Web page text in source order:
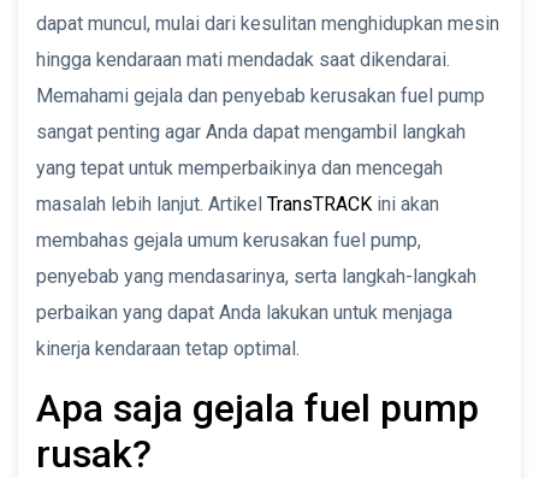
dapat muncul, mulai dari kesulitan menghidupkan mesin
hingga kendaraan mati mendadak saat dikendarai.
Memahami gejala dan penyebab kerusakan fuel pump
sangat penting agar Anda dapat mengambil langkah
yang tepat untuk memperbaikinya dan mencegah
masalah lebih lanjut. Artikel TransTRACK ini akan
membahas gejala umum kerusakan fuel pump,
penyebab yang mendasarinya, serta langkah-langkah
perbaikan yang dapat Anda lakukan untuk menjaga
kinerja kendaraan tetap optimal.
Apa saja gejala fuel pump
rusak?